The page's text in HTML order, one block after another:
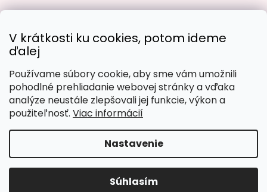
V krátkosti ku cookies, potom ideme
ďalej
Používame súbory cookie, aby sme vám umožnili
pohodlné prehliadanie webovej stránky a vďaka
analýze neustále zlepšovali jej funkcie, výkon a
použiteľnosť. Viac informácií
Nastavenie
Súhlasím
Obľúbené spôsoby platby:
Copyright 2026Malujpodlacisel.sk. Všetky práva
vyhradené.Upraviť nastavenie cookies